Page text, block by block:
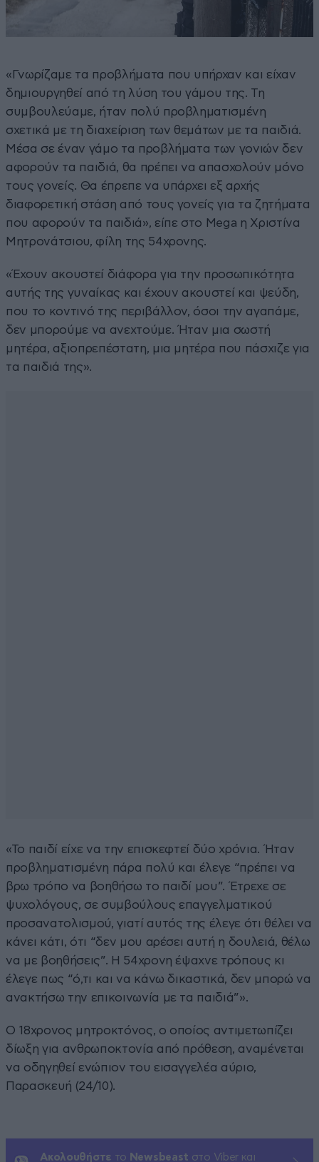
«Γνωρίζαμε τα προβλήματα που υπήρχαν και είχαν
δημιουργηθεί από τη λύση του γάμου της. Τη
συμβουλεύαμε, ήταν πολύ προβληματισμένη
σχετικά με τη διαχείριση των θεμάτων με τα παιδιά.
Μέσα σε έναν γάμο τα προβλήματα των γονιών δεν
αφορούν τα παιδιά, θα πρέπει να απασχολούν μόνο
τους γονείς. Θα έπρεπε να υπάρχει εξ αρχής
διαφορετική στάση από τους γονείς για τα ζητήματα
που αφορούν τα παιδιά», είπε στο Mega η Χριστίνα
Μητρονάτσιου, φίλη της 54χρονης.
«Έχουν ακουστεί διάφορα για την προσωπικότητα
αυτής της γυναίκας και έχουν ακουστεί και ψεύδη,
που το κοντινό της περιβάλλον, όσοι την αγαπάμε,
δεν μπορούμε να ανεχτούμε. Ήταν μια σωστή
μητέρα, αξιοπρεπέστατη, μια μητέρα που πάσχιζε για
τα παιδιά της».
«Το παιδί είχε να την επισκεφτεί δύο χρόνια. Ήταν
προβληματισμένη πάρα πολύ και έλεγε “πρέπει να
βρω τρόπο να βοηθήσω το παιδί μου”. Έτρεχε σε
ψυχολόγους, σε συμβούλους επαγγελματικού
προσανατολισμού, γιατί αυτός της έλεγε ότι θέλει να
κάνει κάτι, ότι “δεν μου αρέσει αυτή η δουλειά, θέλω
να με βοηθήσεις”. Η 54χρονη έψαχνε τρόπους κι
έλεγε πως “ό,τι και να κάνω δικαστικά, δεν μπορώ να
ανακτήσω την επικοινωνία με τα παιδιά”».
Ο 18χρονος μητροκτόνος, ο οποίος αντιμετωπίζει
δίωξη για ανθρωποκτονία από πρόθεση, αναμένεται
να οδηγηθεί ενώπιον του εισαγγελέα αύριο,
Παρασκευή (24/10).
Ακολουθήστε το Newsbeast στο Viber και